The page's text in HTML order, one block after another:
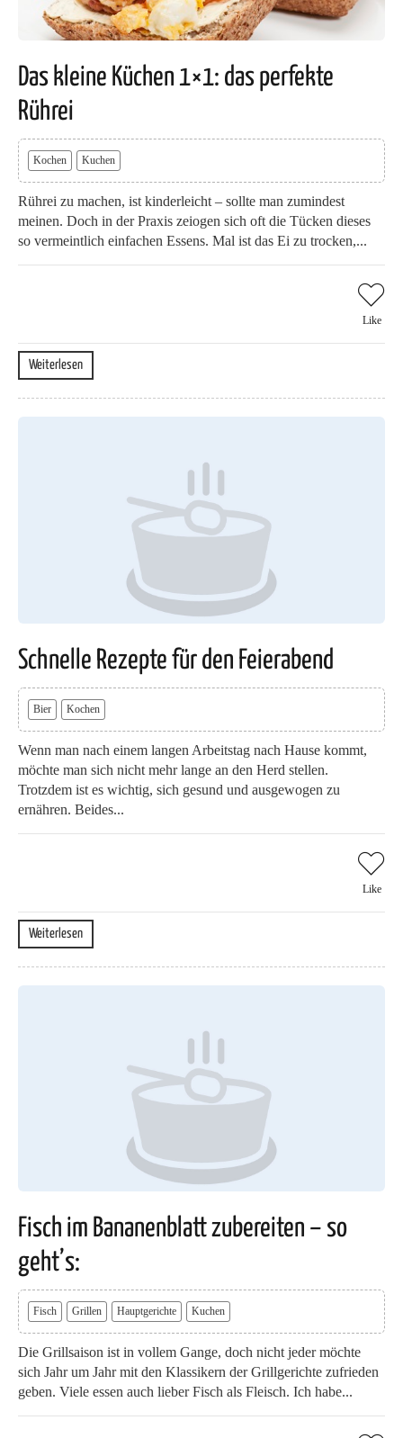
Das kleine Küchen 1×1: das perfekte
Rührei
Kochen Kuchen
Rührei zu machen, ist kinderleicht – sollte man zumindest
meinen. Doch in der Praxis zeiogen sich oft die Tücken dieses
so vermeintlich einfachen Essens. Mal ist das Ei zu trocken,...
Like
Weiterlesen
Schnelle Rezepte für den Feierabend
Bier Kochen
Wenn man nach einem langen Arbeitstag nach Hause kommt,
möchte man sich nicht mehr lange an den Herd stellen.
Trotzdem ist es wichtig, sich gesund und ausgewogen zu
ernähren. Beides...
Like
Weiterlesen
Fisch im Bananenblatt zubereiten – so
geht’s:
Fisch Grillen Hauptgerichte Kuchen
Die Grillsaison ist in vollem Gange, doch nicht jeder möchte
sich Jahr um Jahr mit den Klassikern der Grillgerichte zufrieden
geben. Viele essen auch lieber Fisch als Fleisch. Ich habe...